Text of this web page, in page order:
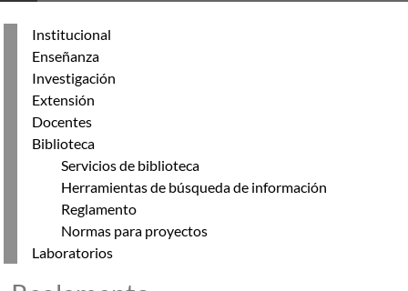
Institucional
Enseñanza
Investigación
Extensión
Docentes
Biblioteca
Servicios de biblioteca
Herramientas de búsqueda de información
Reglamento
Normas para proyectos
Laboratorios